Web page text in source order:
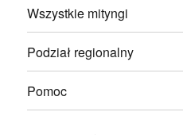
Wszystkie mityngi
Podział regionalny
Pomoc